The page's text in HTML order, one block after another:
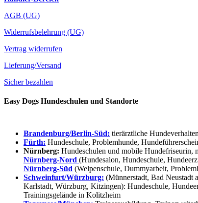
AGB (UG)
Widerrufsbelehrung (UG)
Vertrag widerrufen
Lieferung/Versand
Sicher bezahlen
Easy Dogs Hundeschulen und Standorte
Brandenburg/Berlin-Süd: tierärztliche
Fürth: Hundeschule, Problemhunde,
Nürnberg: Hundeschulen und mobile Hundefriseurin,
Nürnberg-Nord (Hundesalon, Hundeschule,
Nürnberg-Süd (Welpenschule, Dummyarbeit,
Schweinfurt/Würzburg: (Münnerstadt, Bad
Karlstadt, Würzburg, Kitzingen): Hundeschule,
Trainingsgelände in Kolitzheim